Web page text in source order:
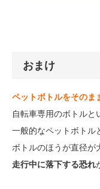
おまけ
ペットボトルをそのま
自転車専用のボトルと
一般的なペットボトル
ボトルのほうが直径が
走行中に落下する恐れ